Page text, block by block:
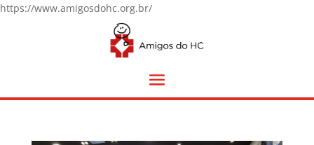
https://www.amigosdohc.org.br/